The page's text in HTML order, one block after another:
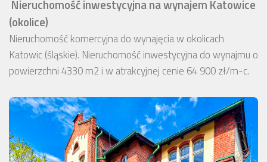
Nieruchomość inwestycyjna na wynajem Katowice
(okolice)
Nieruchomość komercyjna do wynajęcia w okolicach
Katowic (śląskie). Nieruchomość inwestycyjna do wynajmu o
powierzchni 4330 m2 i w atrakcyjnej cenie 64 900 zł/m-c.